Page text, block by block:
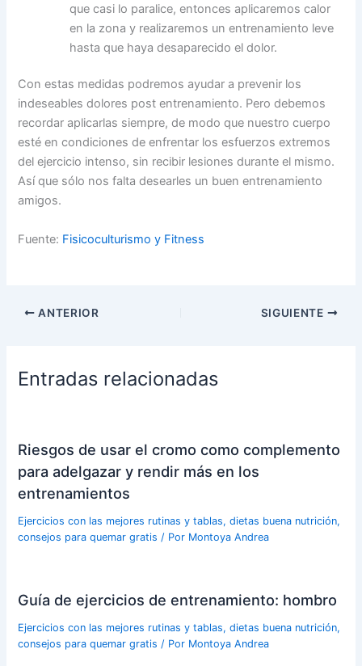
que casi lo paralice, entonces aplicaremos calor
en la zona y realizaremos un entrenamiento leve
hasta que haya desaparecido el dolor.
Con estas medidas podremos ayudar a prevenir los
indeseables dolores post entrenamiento. Pero debemos
recordar aplicarlas siempre, de modo que nuestro cuerpo
esté en condiciones de enfrentar los esfuerzos extremos
del ejercicio intenso, sin recibir lesiones durante el mismo.
Así que sólo nos falta desearles un buen entrenamiento
amigos.
Fuente: Fisicoculturismo y Fitness
ANTERIOR SIGUIENTE
Entradas relacionadas
Riesgos de usar el cromo como complemento
para adelgazar y rendir más en los
entrenamientos
Ejercicios con las mejores rutinas y tablas, dietas buena nutrición,
consejos para quemar gratis / Por Montoya Andrea
Guía de ejercicios de entrenamiento: hombro
Ejercicios con las mejores rutinas y tablas, dietas buena nutrición,
consejos para quemar gratis / Por Montoya Andrea